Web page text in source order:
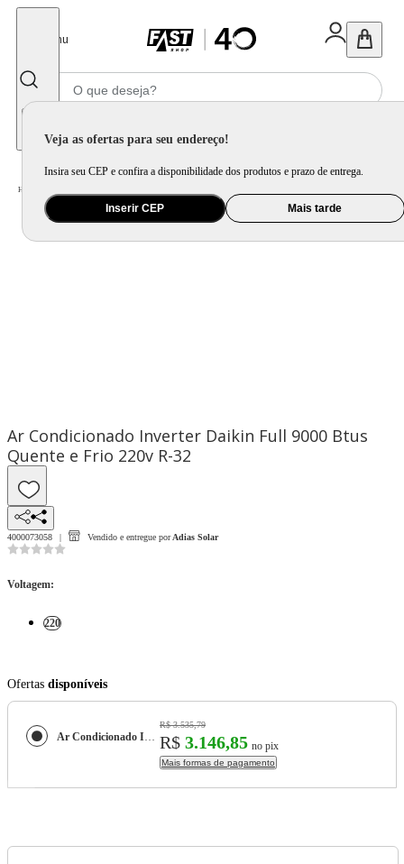
Menu
Veja as ofertas para seu endereço!
Insira seu CEP e confira a disponibilidade dos produtos e prazo de entrega.
Inserir CEP Mais tarde
Home
Ar Condicionado Inverter Daikin Full 9000 Btus
Quente e Frio 220v R-32
4000073058 Vendido e entregue por Adias Solar
Voltagem:
220
Ofertas disponíveis
Ar Condicionado Inverter Daikin Full 9000 Btus Quente e Frio 220v R-32
R$ 3.535,79
R$ 3.146,85 no pix
Mais formas de pagamento